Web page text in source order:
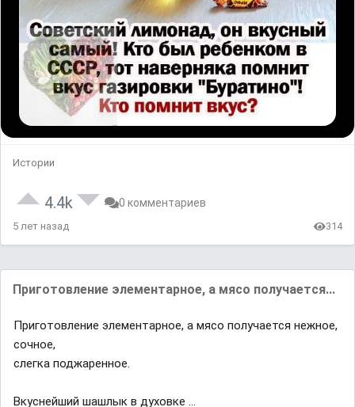
Истории
4.4k 0 комментариев
5 лет назад 314
Приготовление элементарное, а мясо получается...
Приготовление элементарное, а мясо получается нежное,
сочное,
слегка поджаренное.
Вкуснейший шашлык в духовке ...